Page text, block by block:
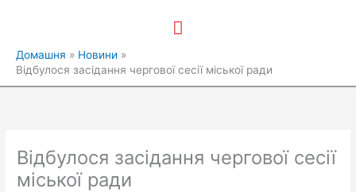
Головне
Домашня
Новини
Відбулося засідання чергової сесії міської ради
Відбулося засідання чергової сесії
міської ради